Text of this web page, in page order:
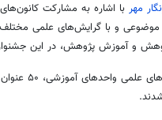
مهر
کانون علمی طلاب در ۱۰ عنوان موضوعی و با
و آموزش پژوهش، در این